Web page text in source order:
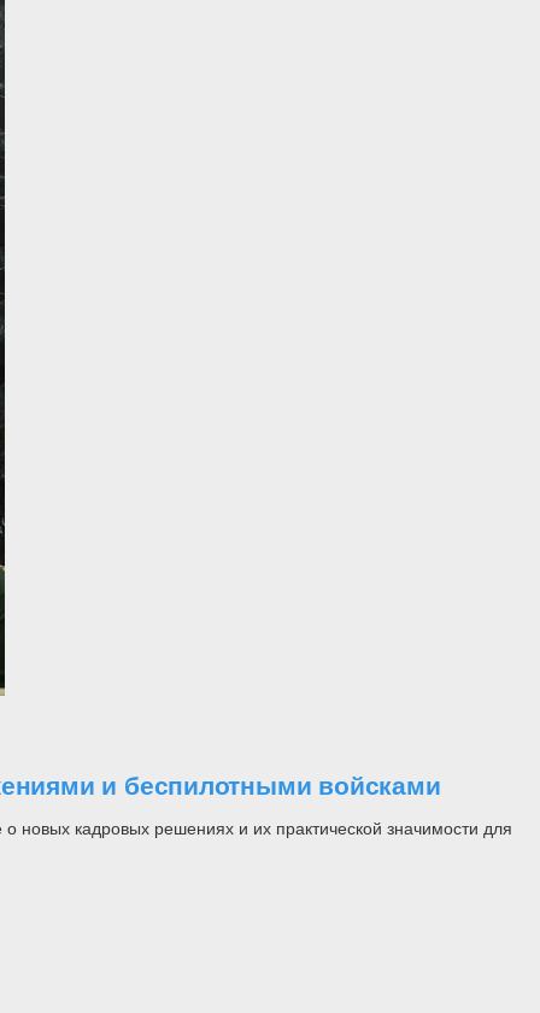
и беспилотными войсками
новых кадровых решениях и их практической значимости для